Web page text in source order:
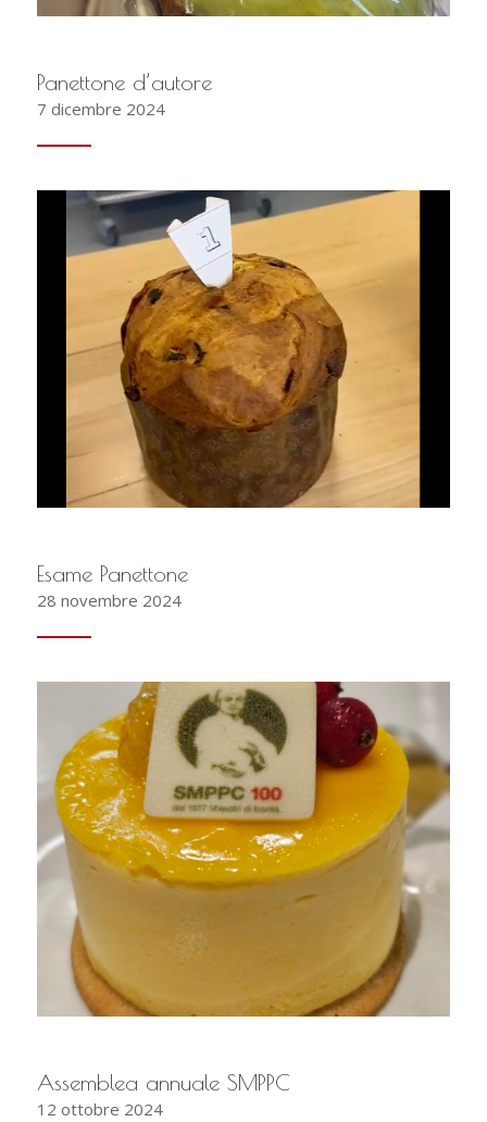
Panettone d’autore
7 dicembre 2024
Esame Panettone
28 novembre 2024
Assemblea annuale SMPPC
12 ottobre 2024